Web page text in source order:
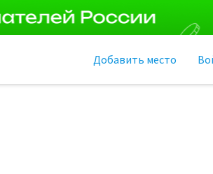
Добавить место